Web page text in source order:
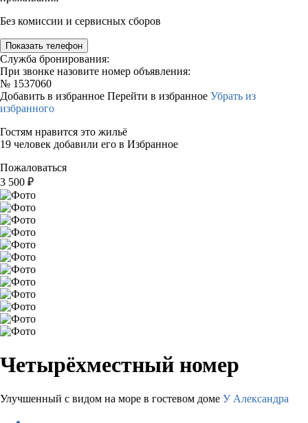
Без комиссии и сервисных сборов
Показать телефон
Служба бронирования:
При звонке назовите номер объявления:
№ 1537060
Добавить в избранное Перейти в избранное Убрать из
избранного
Гостям нравится это жильё
19 человек добавили его в Избранное
Пожаловаться
3 500 ₽
Четырёхместный номер
Улучшенный с видом на море в гостевом доме У Александра